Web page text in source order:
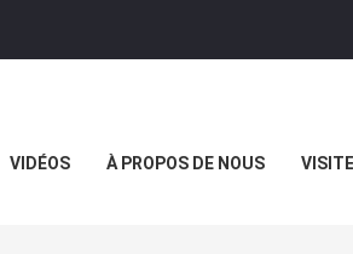
VIDÉOS À PROPOS DE NOUS